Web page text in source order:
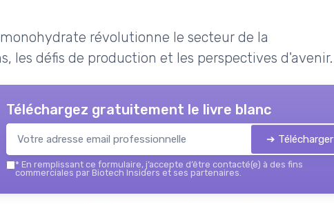
révolutionne le secteur de la
les défis de production et les perspectives d'avenir.
Téléchargez gratuitement le livre blanc
➔ Télécharger
* En remplissant ce formulaire, j’accepte d’être contacté(e) à des fins
commerciales par Biotech Insiders et ses partenaires.